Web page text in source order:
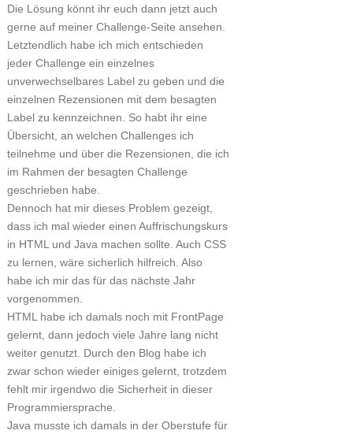
Die Lösung könnt ihr euch dann jetzt auch
gerne auf meiner Challenge-Seite ansehen.
Letztendlich habe ich mich entschieden
jeder Challenge ein einzelnes
unverwechselbares Label zu geben und die
einzelnen Rezensionen mit dem besagten
Label zu kennzeichnen. So habt ihr eine
Übersicht, an welchen Challenges ich
teilnehme und über die Rezensionen, die ich
im Rahmen der besagten Challenge
geschrieben habe.
Dennoch hat mir dieses Problem gezeigt,
dass ich mal wieder einen Auffrischungskurs
in HTML und Java machen sollte. Auch CSS
zu lernen, wäre sicherlich hilfreich. Also
habe ich mir das für das nächste Jahr
vorgenommen.
HTML habe ich damals noch mit FrontPage
gelernt, dann jedoch viele Jahre lang nicht
weiter genutzt. Durch den Blog habe ich
zwar schon wieder einiges gelernt, trotzdem
fehlt mir irgendwo die Sicherheit in dieser
Programmiersprache.
Java musste ich damals in der Oberstufe für